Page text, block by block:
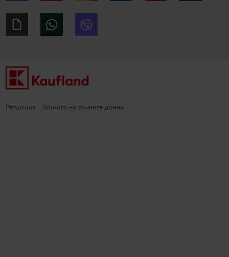
Giphy WhatsApp
Редакция Защита на личните данни